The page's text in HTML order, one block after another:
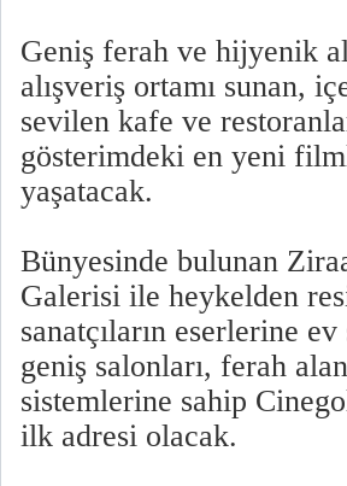
Geniş ferah ve hijyenik
alışveriş ortamı sunan,
sevilen kafe ve
gösterimdeki en yeni
yaşatacak.
Bünyesinde bulunan
Galerisi ile heykelden
sanatçıların eserlerine
geniş salonları, ferah
sistemlerine sahip
ilk adresi olacak.